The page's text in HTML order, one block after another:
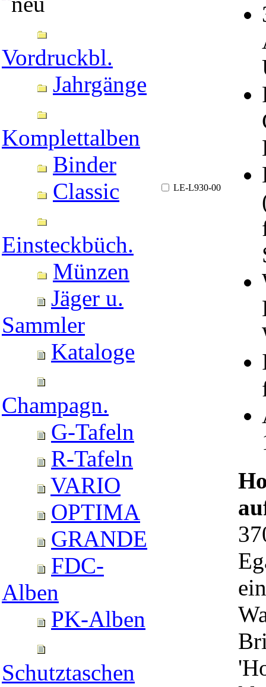
Vordruckbl.
Jahrgänge
Komplettalben
Binder
Classic
Einsteckbüch.
Münzen
Jäger u.
Sammler
Kataloge
Champagn.
G-Tafeln
R-Tafeln
VARIO
OPTIMA
GRANDE
FDC-
Alben
PK-Alben
Schutztaschen
LE-L930-00